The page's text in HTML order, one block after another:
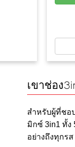
เขาช่อง
สำหรับผู้ที่ชอ
มิกซ์ 3in1 ทั้ง
อย่างถึงทุกร